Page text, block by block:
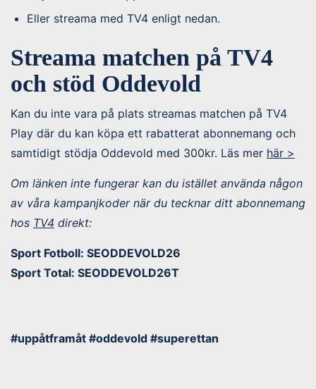
Eller streama med TV4 enligt nedan.
Streama matchen på TV4
och stöd Oddevold
Kan du inte vara på plats streamas matchen på TV4
Play där du kan köpa ett rabatterat abonnemang och
samtidigt stödja Oddevold med 300kr. Läs mer här >
Om länken inte fungerar kan du istället använda någon
av våra kampanjkoder när du tecknar ditt abonnemang
hos TV4 direkt:
Sport Fotboll: SEODDEVOLD26
Sport Total: SEODDEVOLD26T
#uppåtframåt #oddevold #superettan